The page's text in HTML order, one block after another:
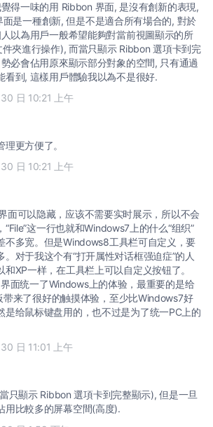
得一味的用 Ribbon 界面, 是沒有創新的表現,
是一種創新, 但是不是適合所有場合的, 對於
以為用戶一般希望能夠對當前視圖顯示的所
夾進行操作), 而當只顯示 Ribbon 選項卡到完
必會佔用原來顯示部分對象的空間, 只有通過
看到, 這樣用戶體驗我以為不是很好.
日 10:21 上午
更方便了。
日 10:21 上午
面可以隐藏，应该不需要实时展示，所以不会
“File”这一行也就和Windows7上的什么“组织”
不多宽。但是Windows8工具栏可自定义，要
。对于我这个有“打开属性对话框强迫症”的人
和XP一样，在工具栏上可以自定义按钮了。
面统一了Windows上的体验，最重要的是给
来了很好的触摸体验，至少比Windows7好
是给鼠标键盘用的，也不过是为了统一PC上的
日 11:01 上午
只顯示 Ribbon 選項卡到完整顯示), 但是一旦
用比較多的屏幕空間(高度).